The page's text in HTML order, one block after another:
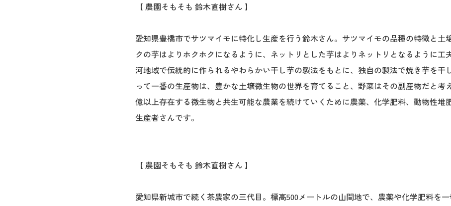
【 農園そもそも 鈴木直樹さん 】
愛知県豊橋市でサツマイモに特化し生産を行う鈴木さん。サツマイモの品種の特徴と土
クの芋はよりホクホクになるように、ネットリとした芋はよりネットリとなるように工
河地域で伝統的に作られるやわらかい干し芋の製法をもとに、独自の製法で焼き芋を干
って一番の生産物は、豊かな土壌微生物の世界を育てること、野菜はその副産物だと考
億以上存在する微生物と共生可能な農業を続けていくために農薬、化学肥料、動物性堆
生産者さんです。
【 農園そもそも 鈴木直樹さん 】
愛知県新城市で続く茶農家の三代目。標高500メートルの山間地で、農薬や化学肥料を